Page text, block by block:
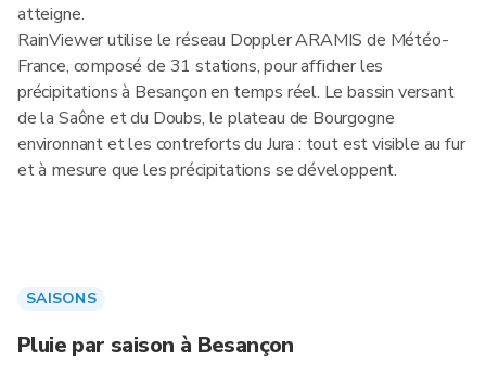
atteigne.
RainViewer utilise le réseau Doppler ARAMIS de Météo-
France, composé de 31 stations, pour afficher les
précipitations à Besançon en temps réel. Le bassin versant
de la Saône et du Doubs, le plateau de Bourgogne
environnant et les contreforts du Jura : tout est visible au fur
et à mesure que les précipitations se développent.
SAISONS
Pluie par saison à Besançon